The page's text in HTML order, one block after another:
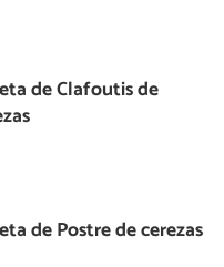
de Clafoutis de
de Postre de cerezas